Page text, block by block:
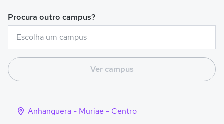
Procura outro campus?
Ver campus
Anhanguera - Muriae - Centro